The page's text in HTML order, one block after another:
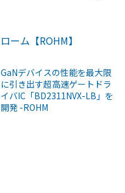
ローム【ROHM】
GaNデバイスの性能を最大限
に引き出す超高速ゲートドラ
イバIC「BD2311NVX-LB」を
開発 -ROHM